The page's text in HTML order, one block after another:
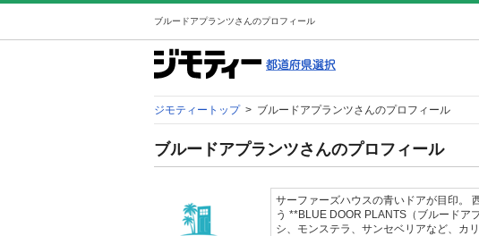
ブルードアプランツさんのプロフィール
ジモティートップ > ブルードアプランツさんのプロフィール
ブルードアプランツさんのプロフィール
サーファーズハウスの青いドアが目印。
う **BLUE DOOR PLANTS（ブルードア
シ、モンステラ、サンセベリアなど、カ